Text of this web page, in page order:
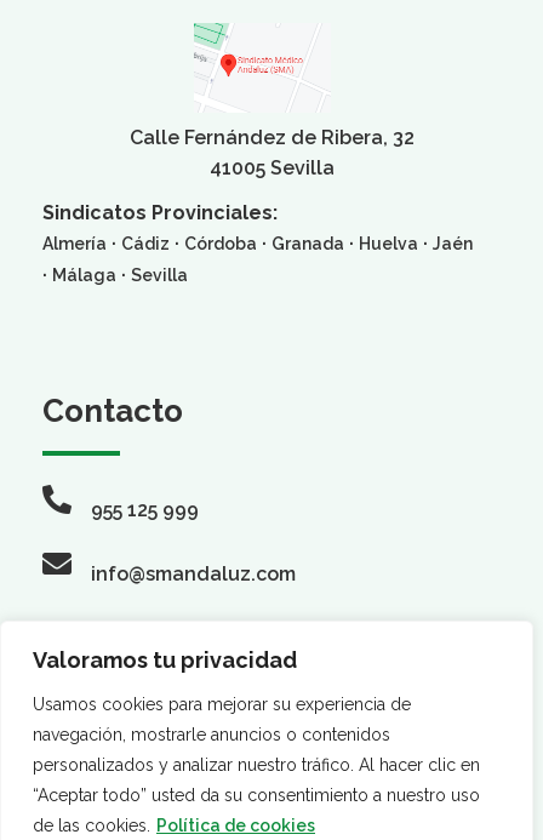
Valoramos tu privacidad
Usamos cookies para mejorar su experiencia de
navegación, mostrarle anuncios o contenidos
personalizados y analizar nuestro tráfico. Al hacer clic en
“Aceptar todo” usted da su consentimiento a nuestro uso
de las cookies.
Política de cookies
Calle Fernández de Ribera, 32
41005 Sevilla
Sindicatos Provinciales:
Almería · Cádiz · Córdoba · Granada · Huelva · Jaén
· Málaga · Sevilla
Contacto
955 125 999
info@smandaluz.com
Síguenos